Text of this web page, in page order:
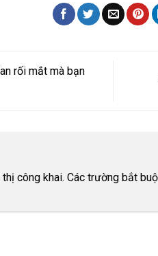
rối mắt mà bạn
công khai. Các trường bắt